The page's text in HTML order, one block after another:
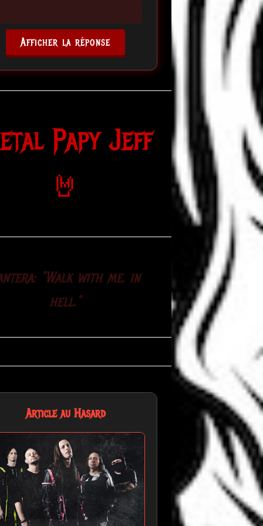
Afficher la réponse
Papy Jeff
🤘
"Walk with me, in
hell."
Article au Hasard